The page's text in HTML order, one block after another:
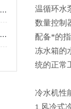
复叠式制冷机组主要应用于哪些领域？
复叠式制冷机组与单级制冷机组相比有哪些优势？
温循环水
数量控制
配备*的
冻水箱的
统的正常
冷水机性
1. 风冷式